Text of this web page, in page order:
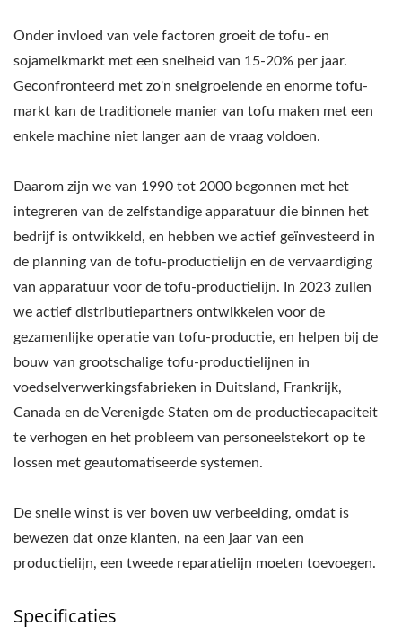
PRIJS VAN DE TOFU-
PRODUCTIELIJN,
TOFUMAKER, VEGAN
VLEESPRODUCTIELIJN,
GROENTE TOFU-
MACHINES EN -
APPARATUUR,
VOEDSELMACHINE /
LEIDER VAN DE
AUTOMATISCHE TOFU-
EN
MET DE HOOGSTE
PRIORITEIT VOOR
Onder invloed van vele factoren groeit de tofu- en
sojamelkmarkt met een snelheid van 15-20% per jaar.
Geconfronteerd met zo'n snelgroeiende en enorme tofu-
markt kan de traditionele manier van tofu maken met een
enkele machine niet langer aan de vraag voldoen.
Daarom zijn we van 1990 tot 2000 begonnen met het
integreren van de zelfstandige apparatuur die binnen het
bedrijf is ontwikkeld, en hebben we actief geïnvesteerd in
de planning van de tofu-productielijn en de vervaardiging
van apparatuur voor de tofu-productielijn. In 2023 zullen
we actief distributiepartners ontwikkelen voor de
gezamenlijke operatie van tofu-productie, en helpen bij de
bouw van grootschalige tofu-productielijnen in
voedselverwerkingsfabrieken in Duitsland, Frankrijk,
Canada en de Verenigde Staten om de productiecapaciteit
te verhogen en het probleem van personeelstekort op te
lossen met geautomatiseerde systemen.
De snelle winst is ver boven uw verbeelding, omdat is
bewezen dat onze klanten, na een jaar van een
productielijn, een tweede reparatielijn moeten toevoegen.
Specificaties